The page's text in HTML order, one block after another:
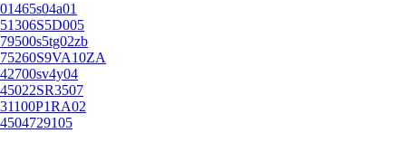
01465s04a01
51306S5D005
79500s5tg02zb
75260S9VA10ZA
42700sv4y04
45022SR3507
31100P1RA02
4504729105